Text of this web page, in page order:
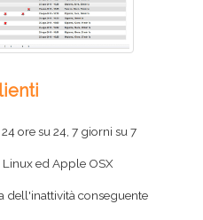
ore su 24, 7 giorni su 7
ed Apple OSX
dell'inattività conseguente